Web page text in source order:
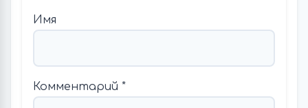
Имя
Комментарий *